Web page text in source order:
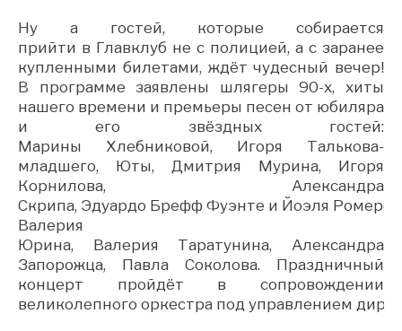
Ну а гостей, которые собирается
прийти в Главклуб не с полицией, а с заранее
купленными билетами, ждёт чудесный вечер!
В программе заявлены шлягеры 90-х, хиты
нашего времени и премьеры песен от юбиляра
и его звёздных гостей:
Марины Хлебниковой, Игоря Талькова-
младшего, Юты, Дмитрия Мурина, Игоря
Корнилова, Александра
Скрипа, Эдуардо Брефф Фуэнте и Йоэля Ромеро
Валерия
Юрина, Валерия Таратунина, Александра
Запорожца, Павла Соколова. Праздничный
концерт пройдёт в сопровождении
великолепного оркестра под управлением